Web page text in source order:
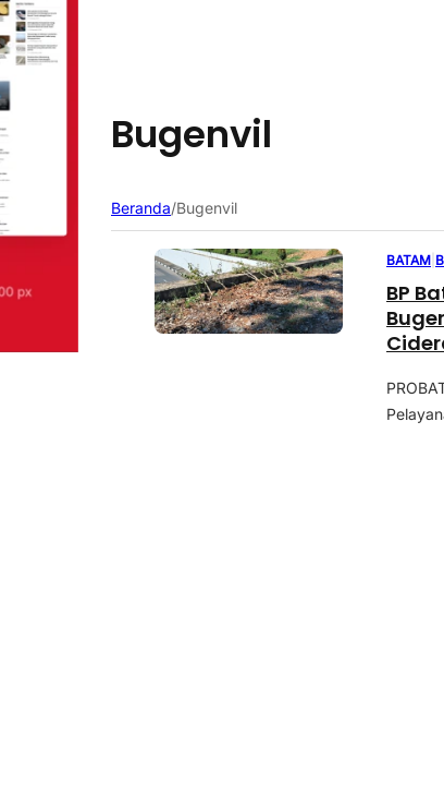
Bugenvil
Beranda/Bugenvil
BATAM
BP